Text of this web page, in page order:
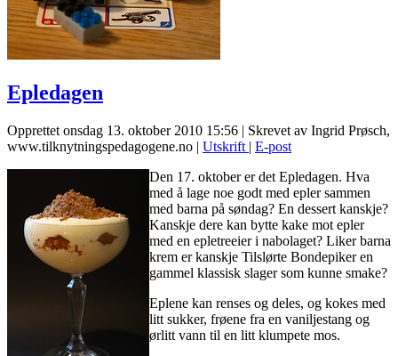
Epledagen
Opprettet onsdag 13. oktober 2010 15:56 | Skrevet av Ingrid Prøsch,
www.tilknytningspedagogene.no | Utskrift | E-post
Den 17. oktober er det Epledagen. Hva
med å lage noe godt med epler sammen
med barna på søndag? En dessert kanskje?
Kanskje dere kan bytte kake mot epler
med en epletreeier i nabolaget? Liker barna
krem er kanskje Tilslørte Bondepiker en
gammel klassisk slager som kunne smake?
Eplene kan renses og deles, og kokes med
litt sukker, frøene fra en vaniljestang og
ørlitt vann til en litt klumpete mos.